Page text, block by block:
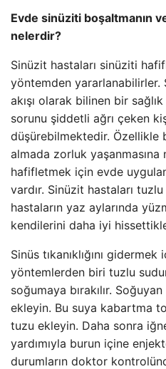
Evde sinüziti boşaltmanın
nelerdir?
Sinüzit hastaları sinüziti
yöntemden yararlanabilirler.
akışı olarak bilinen bir
sorunu şiddetli ağrı çeken
düşürebilmektedir. Özellikle
almada zorluk yaşanmasına
hafifletmek için evde
vardır. Sinüzit hastaları
hastaların yaz aylarında
kendilerini daha iyi
Sinüs tıkanıklığını gidermek
yöntemlerden biri tuzlu
soğumaya bırakılır.
ekleyin. Bu suya kabartma
tuzu ekleyin. Daha sonra
yardımıyla burun içine
durumların doktor